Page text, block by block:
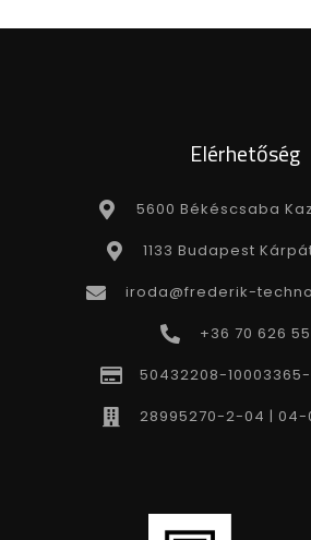
Elérhetőség
5600 Békéscsaba
1133 Budapest
iroda@frederik-
+36 70 626
50432208-
28995270-2-04 | 04-